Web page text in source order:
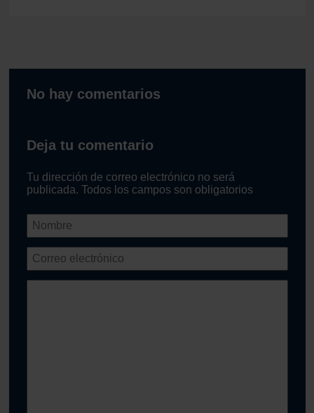
No hay comentarios
Deja tu comentario
Tu dirección de correo electrónico no será
publicada. Todos los campos son obligatorios